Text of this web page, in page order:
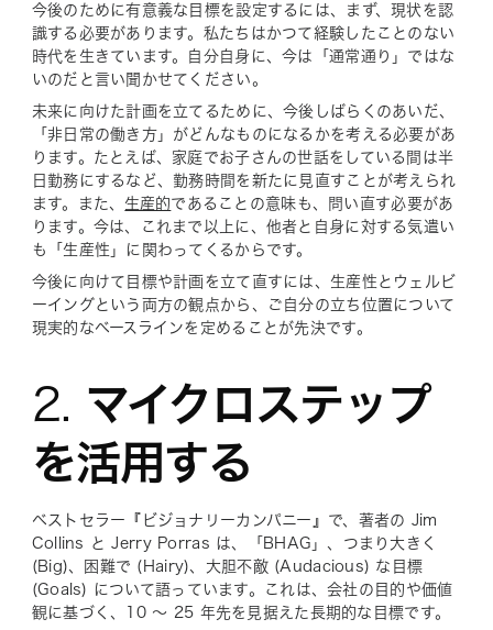
今後のために有意義な目標を設定するには、まず、現状を認
識する必要があります。私たちはかつて経験したことのない
時代を生きています。自分自身に、今は「通常通り」ではな
いのだと言い聞かせてください。
未来に向けた計画を立てるために、今後しばらくのあいだ、
「非日常の働き方」がどんなものになるかを考える必要があ
ります。たとえば、家庭でお子さんの世話をしている間は半
日勤務にするなど、勤務時間を新たに見直すことが考えられ
ます。また、 生産的であることの意味も、問い直す必要があ
ります。今は、これまで以上に、他者と自身に対する気遣い
も「生産性」に関わってくるからです。
今後に向けて目標や計画を立て直すには、生産性とウェルビ
ーイングという両方の観点から、ご自分の立ち位置について
現実的なベースラインを定めることが先決です。
2. マイクロステップ
を活用する
ベストセラー『ビジョナリーカンパニー』で、著者の Jim
Collins と Jerry Porras は、「BHAG」、つまり大きく
(Big)、困難で (Hairy)、大胆不敵 (Audacious) な目標
(Goals) について語っています。これは、会社の目的や価値
観に基づく、10 ～ 25 年先を見据えた長期的な目標です。